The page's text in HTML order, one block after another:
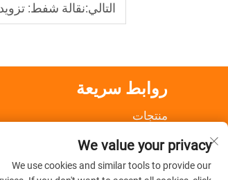
التالي:نقالة شفط:
روابط سريعة
منتجات
أخبار
تطبيق
We value your privacy
We use cookies and similar tools to provide our